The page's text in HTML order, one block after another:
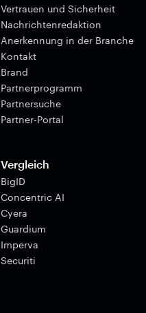
Vertrauen und Sicherheit
Nachrichtenredaktion
Anerkennung in der Branche
Kontakt
Brand
Partnerprogramm
Partnersuche
Partner-Portal
Vergleich
BigID
Concentric AI
Cyera
Guardium
Imperva
Securiti